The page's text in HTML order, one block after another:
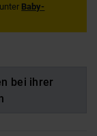
Baby-
bei ihrer